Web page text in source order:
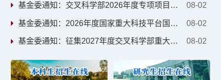
基金委通知：交叉科学部2026年度专项项目（... 08-02
基金委通知：2026年度国家重大科技平台国际... 08-02
基金委通知：征集2027年度交叉科学部重大类... 08-02